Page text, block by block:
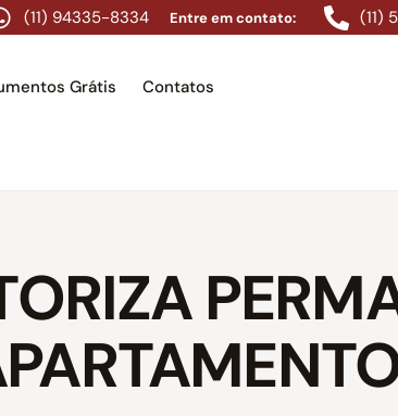
(11) 94335-8334 Entre em contato: (11)
Grátis Contatos